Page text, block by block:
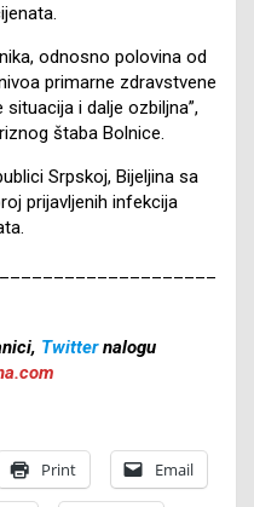
odnosno polovina od
primarne zdravstvene
i dalje ozbiljna”,
štaba Bolnice.
Srpskoj, Bijeljina sa
prijavljenih infekcija
Twitternalogu
Print Email